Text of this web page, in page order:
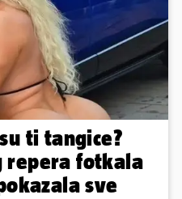
ti tangice?
repera fotkala
sve